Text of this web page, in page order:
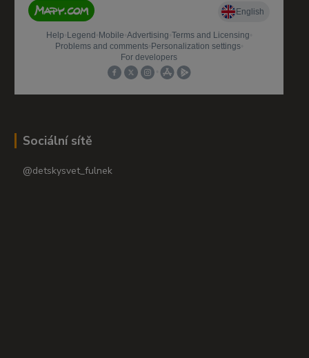
Sociální sítě
@detskysvet_fulnek